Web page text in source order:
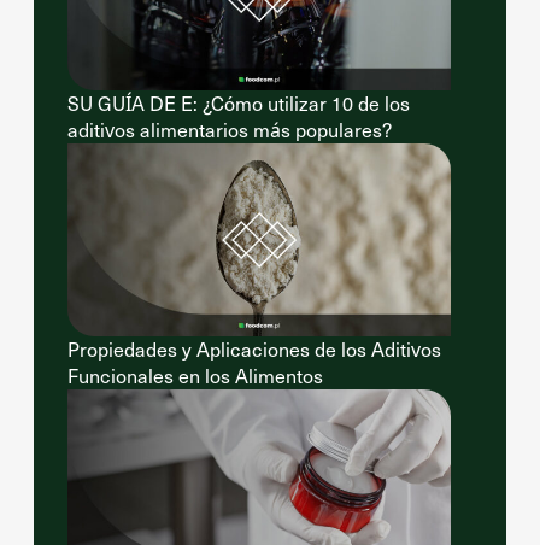
SU GUÍA DE E: ¿Cómo utilizar 10 de los
aditivos alimentarios más populares?
Propiedades y Aplicaciones de los Aditivos
Funcionales en los Alimentos